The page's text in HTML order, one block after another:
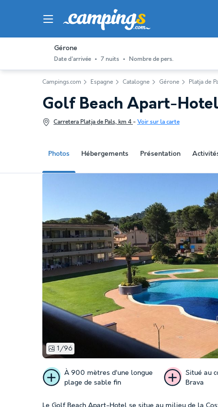
Gérone
Date d'arrivée 7 nuits Nombre de pers.
Campings.com Espagne Catalogne Gérone Platja de
Photos Hébergements Présentation
Golf Beach Apart-
Carretera Platja de Pals, km 4 - Voir sur la carte
1/96
À 900 mètres d’une longue
plage de sable fin
Situé au
Brava